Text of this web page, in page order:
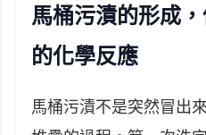
馬桶污漬的形成
的化學反應
馬桶污漬不是突然冒出